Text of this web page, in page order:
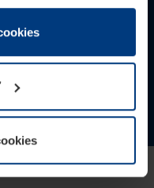
ukladať na Vašom
ostatné typy cookie
povolenie môžete
vo vysvetlení cookie